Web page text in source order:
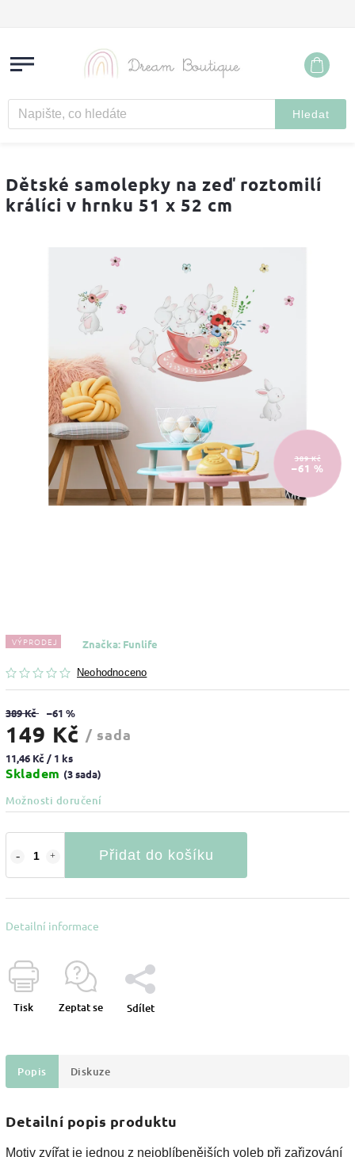
Hledat
Dětské samolepky na zeď roztomilí
králíci v hrnku 51 x 52 cm
389 Kč
–61 %
VÝPRODEJ
Neohodnoceno
Značka: Funlife
389 Kč –61 %
149 Kč / sada
11,46 Kč / 1 ks
Skladem (3 sada)
Možnosti doručení
Přidat do košíku
Detailní informace
Tisk Zeptat se Sdílet
Popis Diskuze
Detailní popis produktu
Motiv zvířat je jednou z nejoblíbenějších voleb při zařizování